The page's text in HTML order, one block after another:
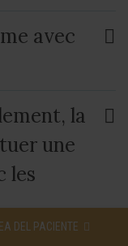
avec
la
une
les
DEL PACIENTE